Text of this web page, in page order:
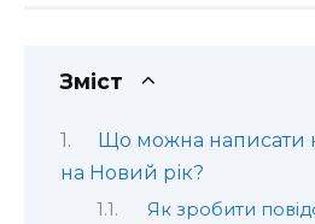
Зміст
Що можна написати
на Новий рік?
Як зробити